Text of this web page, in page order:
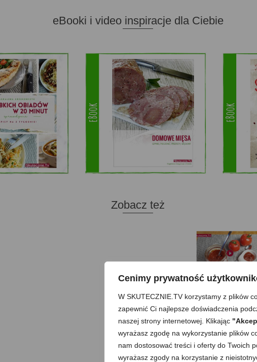
Cenimy prywatność
W SKUTECZNIE.TV korzystamy z plików
zapewnić Ci najlepsze doświadczenia
naszej strony internetowej. Klikając
wyrażasz zgodę na wykorzystanie plików
nam dostosować treści i oferty do Twoich
wyrażasz zgody na korzystanie z
eBooki i video inspiracje dla Ciebie
Zobacz też
Domowy ketchup (bez cukru)